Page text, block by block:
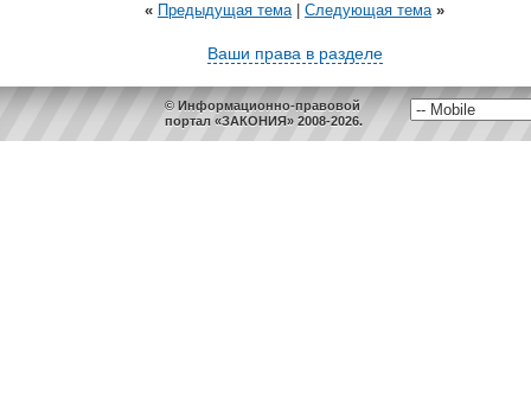
« Предыдущая тема| Следующая тема »
Ваши права в разделе
© Информационно-правовой
портал «ЗАКОНИЯ» 2008-2026.